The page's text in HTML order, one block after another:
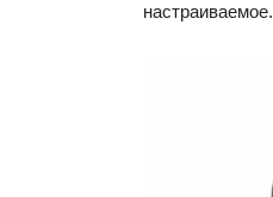
настраиваемое.